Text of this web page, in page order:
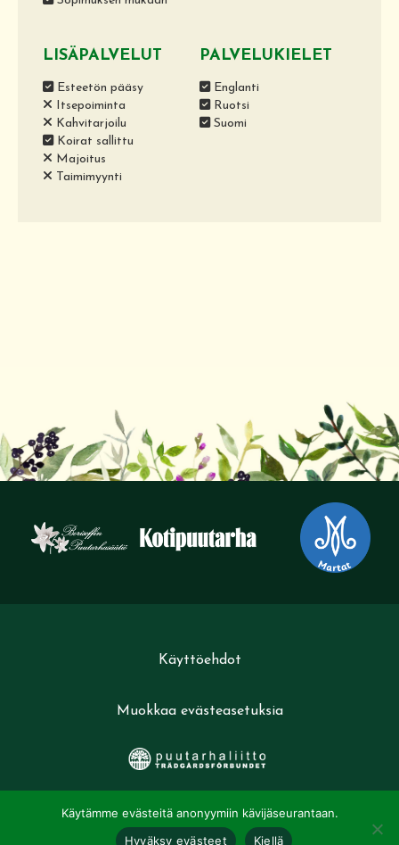
LISÄPALVELUT
Esteetön pääsy
Itsepoiminta
Kahvitarjoilu
Koirat sallittu
Majoitus
Taimimyynti
PALVELUKIELET
Englanti
Ruotsi
Suomi
Käyttöehdot
Muokkaa evästeasetuksia
Käytämme evästeitä anonyymiin kävijäseurantaan.
Hyväksy evästeet
Kiellä